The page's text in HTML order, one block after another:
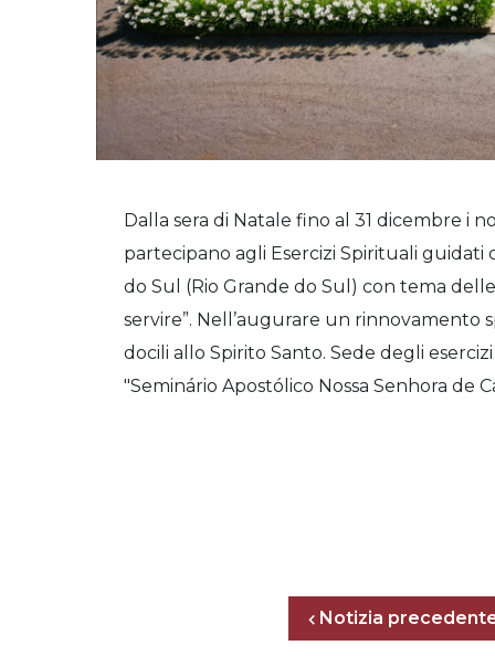
Dalla sera di Natale fino al 31 dicembre i
partecipano agli Esercizi Spirituali guidati
do Sul (Rio Grande do Sul) con tema
servire”. Nell’augurare un rinnovamento
docili allo Spirito Santo. Sede degli
"Seminário Apostólico Nossa Senhora de
Notizia